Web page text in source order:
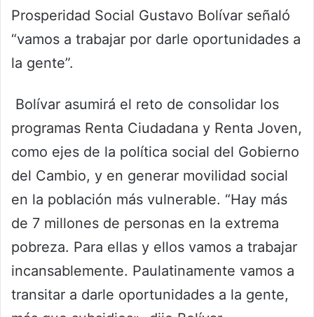
Prosperidad Social Gustavo Bolívar señaló
“vamos a trabajar por darle oportunidades a
la gente”.
Bolívar asumirá el reto de consolidar los
programas Renta Ciudadana y Renta Joven,
como ejes de la política social del Gobierno
del Cambio, y en generar movilidad social
en la población más vulnerable. “Hay más
de 7 millones de personas en la extrema
pobreza. Para ellas y ellos vamos a trabajar
incansablemente. Paulatinamente vamos a
transitar a darle oportunidades a la gente,